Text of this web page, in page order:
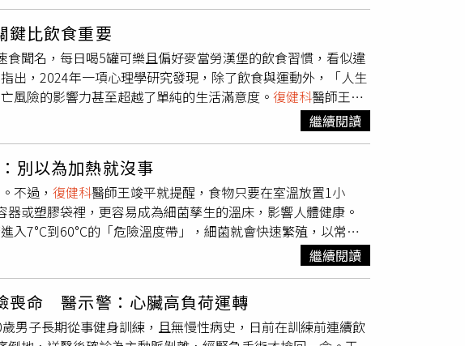
鐘以上中等強度有氧運動，同時攝取足夠蛋白質。有慢性疾病
克蛋白質；若同時進行減重，可提高至每公斤體重1.5至2公
透過飲食、運動及生活習慣三方面同步調整，才能有效改善
以日本A5和牛的「雪花油花」比喻人體肌肉脂肪浸潤，提醒
臉書，一分鐘健身教室）
血糖不太穩，建議將手搖飲「能戒就戒」，或至少改點無
年發表的研究顯示，團隊首先分析英國生物樣本庫（UK
蛋白質老化分數越高，罹患第2型糖尿病的風險也隨之攀升。
接受了為期12週、每週4次的有氧與阻力訓練，檢測結果證
外產生實質性的逆齡效果。在運動處方方面，此研究建議採取
運動，如快走、騎車或游泳，強度需達「會喘但仍能講短
阻力訓練，內容涵蓋深蹲、硬舉、推與拉等基礎重量訓練。王
是促使分子年齡回春的關鍵。最後王醫師鼓勵大眾，運動不
齡效果，但最重要的是「願意開始」；他建議民眾可先從少
持之以恆，有一天也能夠由內而外年輕起來。
比飲食重要
聞名，每日喝5罐可樂且偏好麥當勞漢堡的飲食習慣，看似違
出，2024年一項心理學研究發現，除了飲食與運動外，「人生
風險的影響力甚至超越了單純的生活滿意度。 復健科醫師王思
《心理學與老化》（Psychologyand Aging）的權威研究，追
代中期讓受試者填寫2份心理量表，分別評估「生活滿意度」
間的死亡風險平均降低了7%。研究進一步發現，相較於僅對
表現上更具優勢。當研究員同時分析目標感與自評健康狀況
雖然重要，但「知道自己為什麼而活」對生理健康的保護作
。究竟為什麼「目標感」能延長壽命？研究分析，擁有生命目
做的事」，會更主動採取維護健康的行為。此外，目標感往往
科學界視為長壽的保護因子。對巴菲特而言，每天起床後對工
管如此，王醫師也特別提醒，這項觀察性研究雖然揭示了心理
強調，飲食控制與醫療介入仍具備不可替代的地位，若民眾
狀，仍需透過專業治療與飲食管理來維持身體機能，僅靠心理
繼續閱讀
別以為加熱就沒事
不過， 復健科醫師王竣平就提醒，食物只要在室溫放置1小
或塑膠袋裡，更容易成為細菌孳生的溫床，影響人體健康。
7°C到60°C的「危險溫度帶」，細菌就會快速繁殖，以常見
1小時約增至8倍、2小時更會達到64倍，當細菌數量達到約每
況。王竣平指出，尤其是外帶餐點裝在密閉容器或塑膠袋內，
間停留在危險溫度帶，成為細菌滋生的溫床，而便當、炒菜、
王竣平提到，許多人習慣將剩菜剩飯先放涼再冰，但真正的
，高溫環境建議1小時內就冷藏，且最好先分裝成小份，讓食
繼續閱讀
喪命 醫示警：心臟高負荷運轉
男子長期從事健身訓練，且無慢性病史，日前在訓練前連續飲